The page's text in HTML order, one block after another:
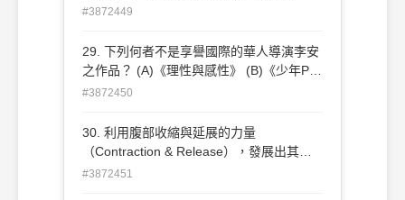
(A)Yvonne Rainer (B)Merce Cunningham
#3872449
29. 下列何者不是享譽國際的華人導演李安
之作品？ (A)《理性與感性》 (B)《少年PI
的奇幻漂流》 (C)《心靈捕手》 (D)《綠巨
#3872450
30. 利用腹部收縮與延展的力量
（Contraction & Release），發展出其個
人的舞蹈技法，並以美國人文或是希臘古典
#3872451